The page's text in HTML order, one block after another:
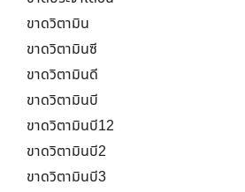
ขาดวิตามิน
ขาดวิตามินซี
ขาดวิตามินดี
ขาดวิตามินบี
ขาดวิตามินบี12
ขาดวิตามินบี2
ขาดวิตามินบี3